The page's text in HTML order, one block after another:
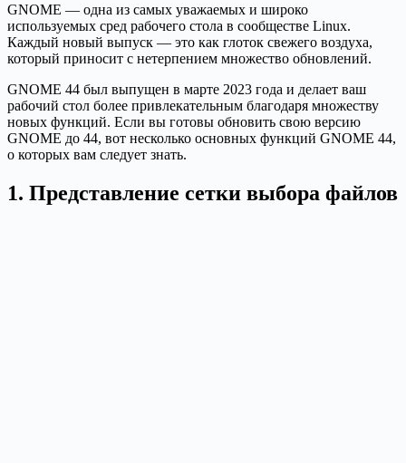
GNOME — одна из самых уважаемых и широко
используемых сред рабочего стола в сообществе Linux.
Каждый новый выпуск — это как глоток свежего воздуха,
который приносит с нетерпением множество обновлений.
GNOME 44 был выпущен в марте 2023 года и делает ваш
рабочий стол более привлекательным благодаря множеству
новых функций. Если вы готовы обновить свою версию
GNOME до 44, вот несколько основных функций GNOME 44,
о которых вам следует знать.
1. Представление сетки выбора файлов